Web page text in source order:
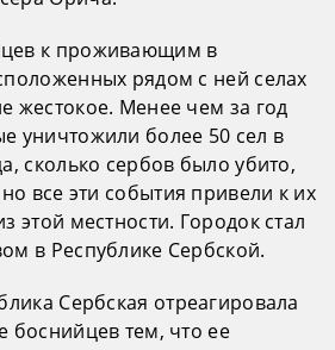
к проживающим в
рядом с ней селах
жестокое. Менее чем за год
уничтожили более 50 сел в
сколько сербов было убито,
все эти события привели к их
этой местности. Городок стал
в Республике Сербской.
Сербская отреагировала
боснийцев тем, что ее